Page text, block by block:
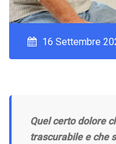
16 Settembre
Quel certo dolore
trascurabile e che